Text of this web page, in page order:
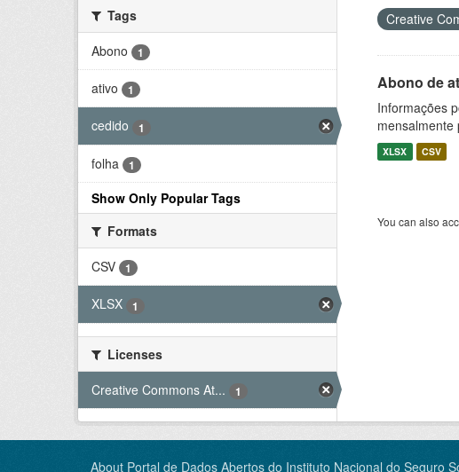
Tags
Abono
1
ativo 1
cedido 1
folha 1
Show Only Popular Tags
Formats
CSV
1
XLSX 1
Licenses
Creative Commons At...
1
Creative
Abono de
Informações
mensalmente
XLSX CSV
You can also
About Portal de Dados Abertos do Instituto Nacional do Seguro